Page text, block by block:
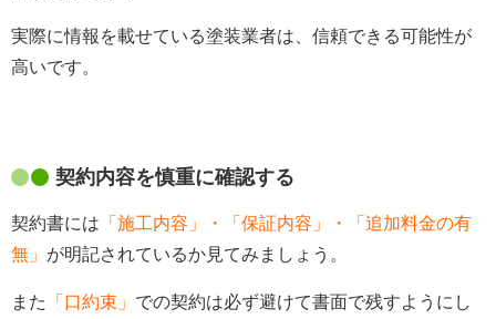
実際に情報を載せている塗装業者は、信頼できる可能性が
高いです。
契約内容を慎重に確認する
契約書には 「施工内容」・「保証内容」・「追加料金の有
無」 が明記されているか見てみましょう。
また 「口約束」 での契約は必ず避けて書面で残すようにし